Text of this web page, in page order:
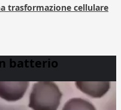
trasformazione cellulare
batterio